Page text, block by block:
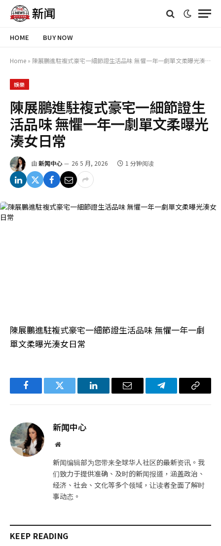
HOME BUY NOW
Home » 陳展鵬進駐複式豪宅一細節證生活品味 無懼一年一劇單文柔曝光湊女日常
娛樂
陳展鵬進駐複式豪宅一細節證生
活品味 無懼一年一劇單文柔曝光
湊女日常
由 新闻中心 26 5 月, 2026 1 分钟阅读
陳展鵬進駐複式豪宅一細節證生活品味 無懼一年一劇
單文柔曝光湊女日常
FacebookTwitter LinkedIn电
Telegram复
新闻中心
网
新闻编辑部为您带来全球华人社区的最新资讯。我
们致力于提供准确、及时的新闻报道，涵盖政治、
经济、社会、文化等多个领域，让读者全面了解时
事动态。
KEEP READING